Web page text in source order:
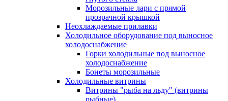
Морозильные лари с прямой
прозрачной крышкой
Неохлаждаемые прилавки
Холодильное оборудование под выносное
холодоснабжение
Горки холодильные под выносное
холодоснабжение
Бонеты морозильные
Холодильные витрины
Витрины "рыба на льду" (витрины
рыбные)